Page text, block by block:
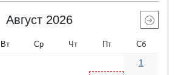
Август 2026
Вт Ср Чт Пт Сб
1